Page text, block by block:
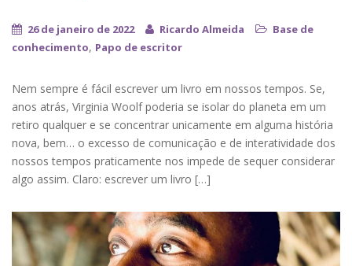
26 de janeiro de 2022 Ricardo Almeida
Base de
conhecimento, Papo de escritor
Nem sempre é fácil escrever um livro em nossos tempos. Se,
anos atrás, Virginia Woolf poderia se isolar do planeta em um
retiro qualquer e se concentrar unicamente em alguma história
nova, bem… o excesso de comunicação e de interatividade dos
nossos tempos praticamente nos impede de sequer considerar
algo assim. Claro: escrever um livro […]